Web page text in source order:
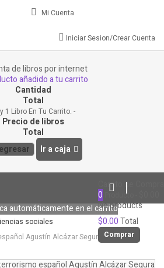
Mi Cuenta
Iniciar Sesion/Crear Cuenta
Carrito de Compra
0
Producto
No products
$0.00Total
Comprar
añadido a tu carrito
Cantidad
Total
1 Libro En Tu Carrito.
Precio de libros
Total
Ir a caja
automáticamente en el carrito
sociales
Agustín Alcázar Segura